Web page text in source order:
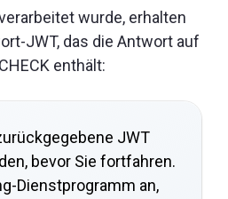
wurde, erhalten
JWT, das die Antwort auf
enthält:
JWT
bevor Sie fortfahren.
Dienstprogramm an,